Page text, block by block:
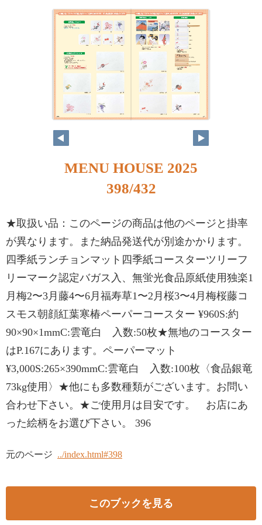
MENU HOUSE 2025
398/432
★取扱い品：このページの商品は他のページと掛率
が異なります。また納品発送代が別途かかります。
四季紙ランチョンマット四季紙コースターツリーフ
リーマーク認定バガス入、無蛍光食品原紙使用独楽1
月梅2〜3月藤4〜6月福寿草1〜2月桜3〜4月梅桜藤コ
スモス朝顔紅葉寒椿ペーパーコースター ¥960S:約
90×90×1mmC:雲竜白 入数:50枚★無地のコースター
はP.167にあります。ペーパーマット
¥3,000S:265×390mmC:雲竜白 入数:100枚〈食品銀竜
73kg使用〉★他にも多数種類がございます。お問い
合わせ下さい。★ご使用月は目安です。 お店にあ
った絵柄をお選び下さい。 396
元のページ ../index.html#398
このブックを見る